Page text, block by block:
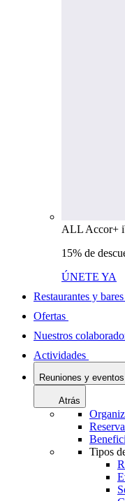
ALL Accor+
15% de
ÚNETE YA
Restaurantes y bares
Ofertas
Nuestros
Actividades
Reuniones y eventos
Atrás
Tipos